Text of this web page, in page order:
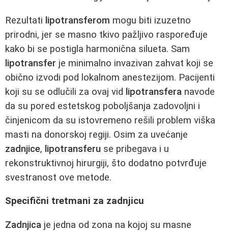
Rezultati lipotransferom mogu biti izuzetno
prirodni, jer se masno tkivo pažljivo raspoređuje
kako bi se postigla harmonična silueta. Sam
lipotransfer je minimalno invazivan zahvat koji se
obično izvodi pod lokalnom anestezijom. Pacijenti
koji su se odlučili za ovaj vid lipotransfera navode
da su pored estetskog poboljšanja zadovoljni i
činjenicom da su istovremeno rešili problem viška
masti na donorskoj regiji. Osim za uvećanje
zadnjice, lipotransferu se pribegava i u
rekonstruktivnoj hirurgiji, što dodatno potvrđuje
svestranost ove metode.
Specifični tretmani za zadnjicu
Zadnjica je jedna od zona na kojoj su masne